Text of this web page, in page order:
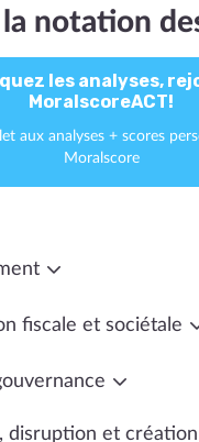
notation
les analyses,
MoralscoreACT!
aux analyses + scores
Moralscore
fiscale et sociétale
disruption et